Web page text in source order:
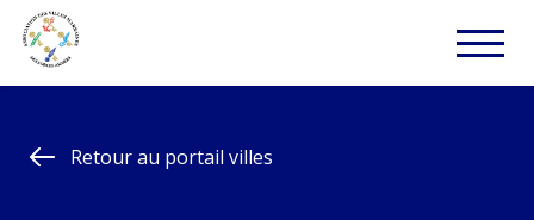
Retour au portail villes